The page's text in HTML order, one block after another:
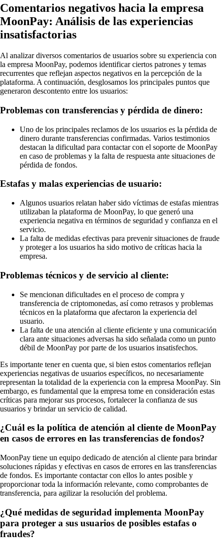
Comentarios negativos hacia la empresa
MoonPay: Análisis de las experiencias
insatisfactorias
Al analizar diversos comentarios de usuarios sobre su experiencia con
la empresa MoonPay, podemos identificar ciertos patrones y temas
recurrentes que reflejan aspectos negativos en la percepción de la
plataforma. A continuación, desglosamos los principales puntos que
generaron descontento entre los usuarios:
Problemas con transferencias y pérdida de dinero:
Uno de los principales reclamos de los usuarios es la pérdida de
dinero durante transferencias confirmadas. Varios testimonios
destacan la dificultad para contactar con el soporte de MoonPay
en caso de problemas y la falta de respuesta ante situaciones de
pérdida de fondos.
Estafas y malas experiencias de usuario:
Algunos usuarios relatan haber sido víctimas de estafas mientras
utilizaban la plataforma de MoonPay, lo que generó una
experiencia negativa en términos de seguridad y confianza en el
servicio.
La falta de medidas efectivas para prevenir situaciones de fraude
y proteger a los usuarios ha sido motivo de críticas hacia la
empresa.
Problemas técnicos y de servicio al cliente:
Se mencionan dificultades en el proceso de compra y
transferencia de criptomonedas, así como retrasos y problemas
técnicos en la plataforma que afectaron la experiencia del
usuario.
La falta de una atención al cliente eficiente y una comunicación
clara ante situaciones adversas ha sido señalada como un punto
débil de MoonPay por parte de los usuarios insatisfechos.
Es importante tener en cuenta que, si bien estos comentarios reflejan
experiencias negativas de usuarios específicos, no necesariamente
representan la totalidad de la experiencia con la empresa MoonPay. Sin
embargo, es fundamental que la empresa tome en consideración estas
críticas para mejorar sus procesos, fortalecer la confianza de sus
usuarios y brindar un servicio de calidad.
¿Cuál es la política de atención al cliente de MoonPay
en casos de errores en las transferencias de fondos?
MoonPay tiene un equipo dedicado de atención al cliente para brindar
soluciones rápidas y efectivas en casos de errores en las transferencias
de fondos. Es importante contactar con ellos lo antes posible y
proporcionar toda la información relevante, como comprobantes de
transferencia, para agilizar la resolución del problema.
¿Qué medidas de seguridad implementa MoonPay
para proteger a sus usuarios de posibles estafas o
fraudes?